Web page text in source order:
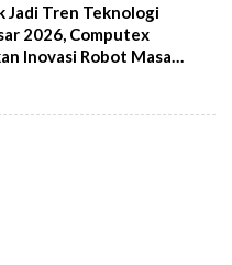
Jadi Tren Teknologi
2026, Computex
Inovasi Robot Masa